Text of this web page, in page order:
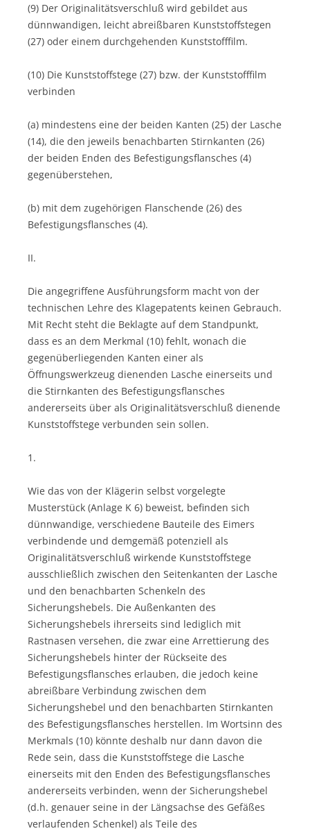
(9) Der Originalitätsverschluß wird gebildet aus
dünnwandigen, leicht abreißbaren Kunststoffstegen
(27) oder einem durchgehenden Kunststofffilm.
(10) Die Kunststoffstege (27) bzw. der Kunststofffilm
verbinden
(a) mindestens eine der beiden Kanten (25) der Lasche
(14), die den jeweils benachbarten Stirnkanten (26)
der beiden Enden des Befestigungsflansches (4)
gegenüberstehen,
(b) mit dem zugehörigen Flanschende (26) des
Befestigungsflansches (4).
II.
Die angegriffene Ausführungsform macht von der
technischen Lehre des Klagepatents keinen Gebrauch.
Mit Recht steht die Beklagte auf dem Standpunkt,
dass es an dem Merkmal (10) fehlt, wonach die
gegenüberliegenden Kanten einer als
Öffnungswerkzeug dienenden Lasche einerseits und
die Stirnkanten des Befestigungsflansches
andererseits über als Originalitätsverschluß dienende
Kunststoffstege verbunden sein sollen.
1.
Wie das von der Klägerin selbst vorgelegte
Musterstück (Anlage K 6) beweist, befinden sich
dünnwandige, verschiedene Bauteile des Eimers
verbindende und demgemäß potenziell als
Originalitätsverschluß wirkende Kunststoffstege
ausschließlich zwischen den Seitenkanten der Lasche
und den benachbarten Schenkeln des
Sicherungshebels. Die Außenkanten des
Sicherungshebels ihrerseits sind lediglich mit
Rastnasen versehen, die zwar eine Arrettierung des
Sicherungshebels hinter der Rückseite des
Befestigungsflansches erlauben, die jedoch keine
abreißbare Verbindung zwischen dem
Sicherungshebel und den benachbarten Stirnkanten
des Befestigungsflansches herstellen. Im Wortsinn des
Merkmals (10) könnte deshalb nur dann davon die
Rede sein, dass die Kunststoffstege die Lasche
einerseits mit den Enden des Befestigungsflansches
andererseits verbinden, wenn der Sicherungshebel
(d.h. genauer seine in der Längsachse des Gefäßes
verlaufenden Schenkel) als Teile des